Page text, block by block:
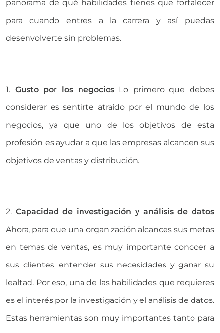
panorama de qué habilidades tienes que fortalecer
para cuando entres a la carrera y así puedas
desenvolverte sin problemas.
1. Gusto por los negocios Lo primero que debes
considerar es sentirte atraído por el mundo de los
negocios, ya que uno de los objetivos de esta
profesión es ayudar a que las empresas alcancen sus
objetivos de ventas y distribución.
2. Capacidad de investigación y análisis de datos
Ahora, para que una organización alcances sus metas
en temas de ventas, es muy importante conocer a
sus clientes, entender sus necesidades y ganar su
lealtad. Por eso, una de las habilidades que requieres
es el interés por la investigación y el análisis de datos.
Estas herramientas son muy importantes tanto para